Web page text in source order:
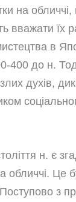
на
вважати їх
в
400 до н.
духів,
н. є
обличчі. Це
з